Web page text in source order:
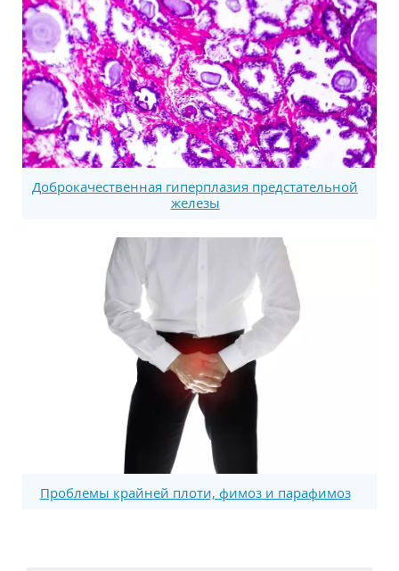
Доброкачественная гиперплазия предстательной
железы
Проблемы крайней плоти, фимоз и парафимоз